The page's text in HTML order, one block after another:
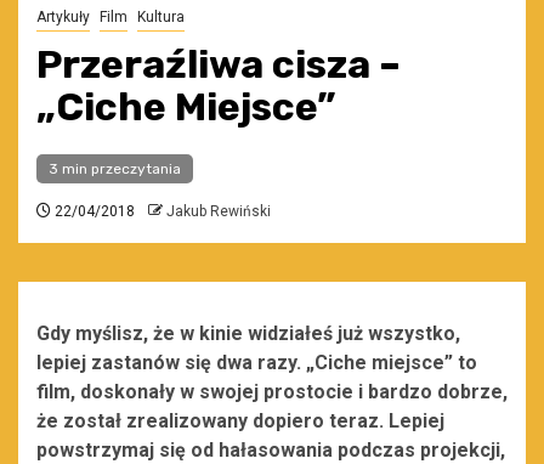
Artykuły Film Kultura
Przeraźliwa cisza –
„Ciche Miejsce”
3 min przeczytania
22/04/2018 Jakub Rewiński
Gdy myślisz, że w kinie widziałeś już wszystko,
lepiej zastanów się dwa razy. „Ciche miejsce” to
film, doskonały w swojej prostocie i bardzo dobrze,
że został zrealizowany dopiero teraz. Lepiej
powstrzymaj się od hałasowania podczas projekcji,